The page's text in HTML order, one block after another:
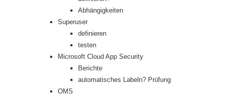
Abhängigkeiten
Superuser
definieren
testen
Microsoft Cloud App Security
Berichte
automatisches Labeln? Prüfung
OMS